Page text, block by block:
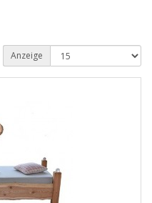
Anzeige